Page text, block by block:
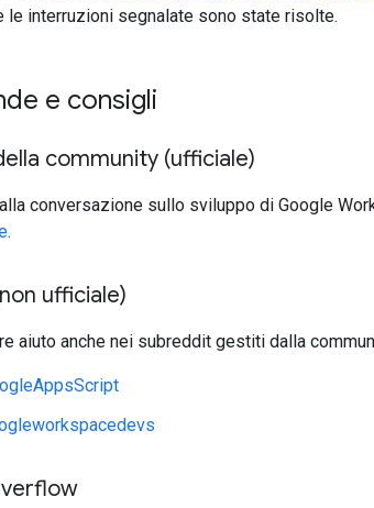
le interruzioni segnalate sono state risolte.
e consigli
community (ufficiale)
alla conversazione sullo sviluppo di Google
.
ufficiale)
aiuto anche nei subreddit gestiti dalla